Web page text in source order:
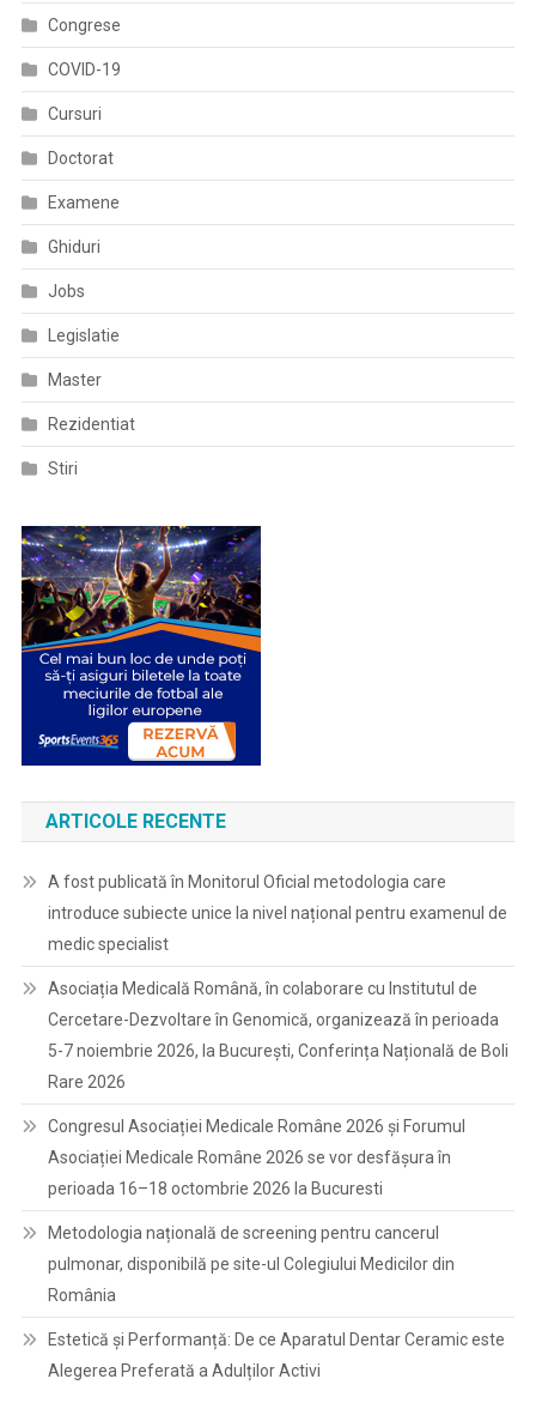
CNAS
Congrese
COVID-19
Cursuri
Doctorat
Examene
Ghiduri
Jobs
Legislatie
Master
Rezidentiat
Stiri
ARTICOLE RECENTE
A fost publicată în Monitorul Oficial metodologia care
introduce subiecte unice la nivel național pentru examenul de
medic specialist
Asociația Medicală Română, în colaborare cu Institutul de
Cercetare-Dezvoltare în Genomică, organizează în perioada
5-7 noiembrie 2026, la București, Conferința Națională de Boli
Rare 2026
Congresul Asociației Medicale Române 2026 și Forumul
Asociației Medicale Române 2026 se vor desfășura în
perioada 16–18 octombrie 2026 la Bucuresti
Metodologia națională de screening pentru cancerul
pulmonar, disponibilă pe site-ul Colegiului Medicilor din
România
Estetică și Performanță: De ce Aparatul Dentar Ceramic este
Alegerea Preferată a Adulților Activi